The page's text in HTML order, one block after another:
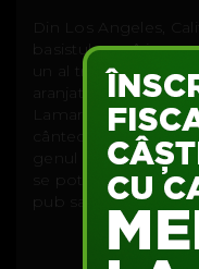
Din Los Angeles,
basistul care își
un al treilea album,
aranjate cumva
Lamar și Wiz
cântece pentru
genul de muzică de
se potrivește pentru
pub sau pe malul